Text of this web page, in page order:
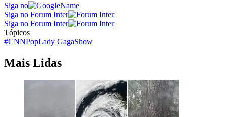
Siga no
Siga no Forum Inter
Siga no Forum Inter
Tópicos
#CNNPopLady GagaShow
Mais Lidas